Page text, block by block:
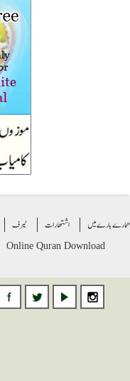
بارے میں اشتهارات ٹیرف
Online Quran Download